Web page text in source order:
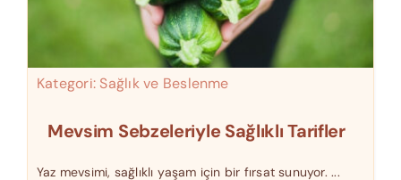
Kategori: Sağlık ve Beslenme
Mevsim Sebzeleriyle Sağlıklı Tarifler
Yaz mevsimi, sağlıklı yaşam için bir fırsat sunuyor. ...